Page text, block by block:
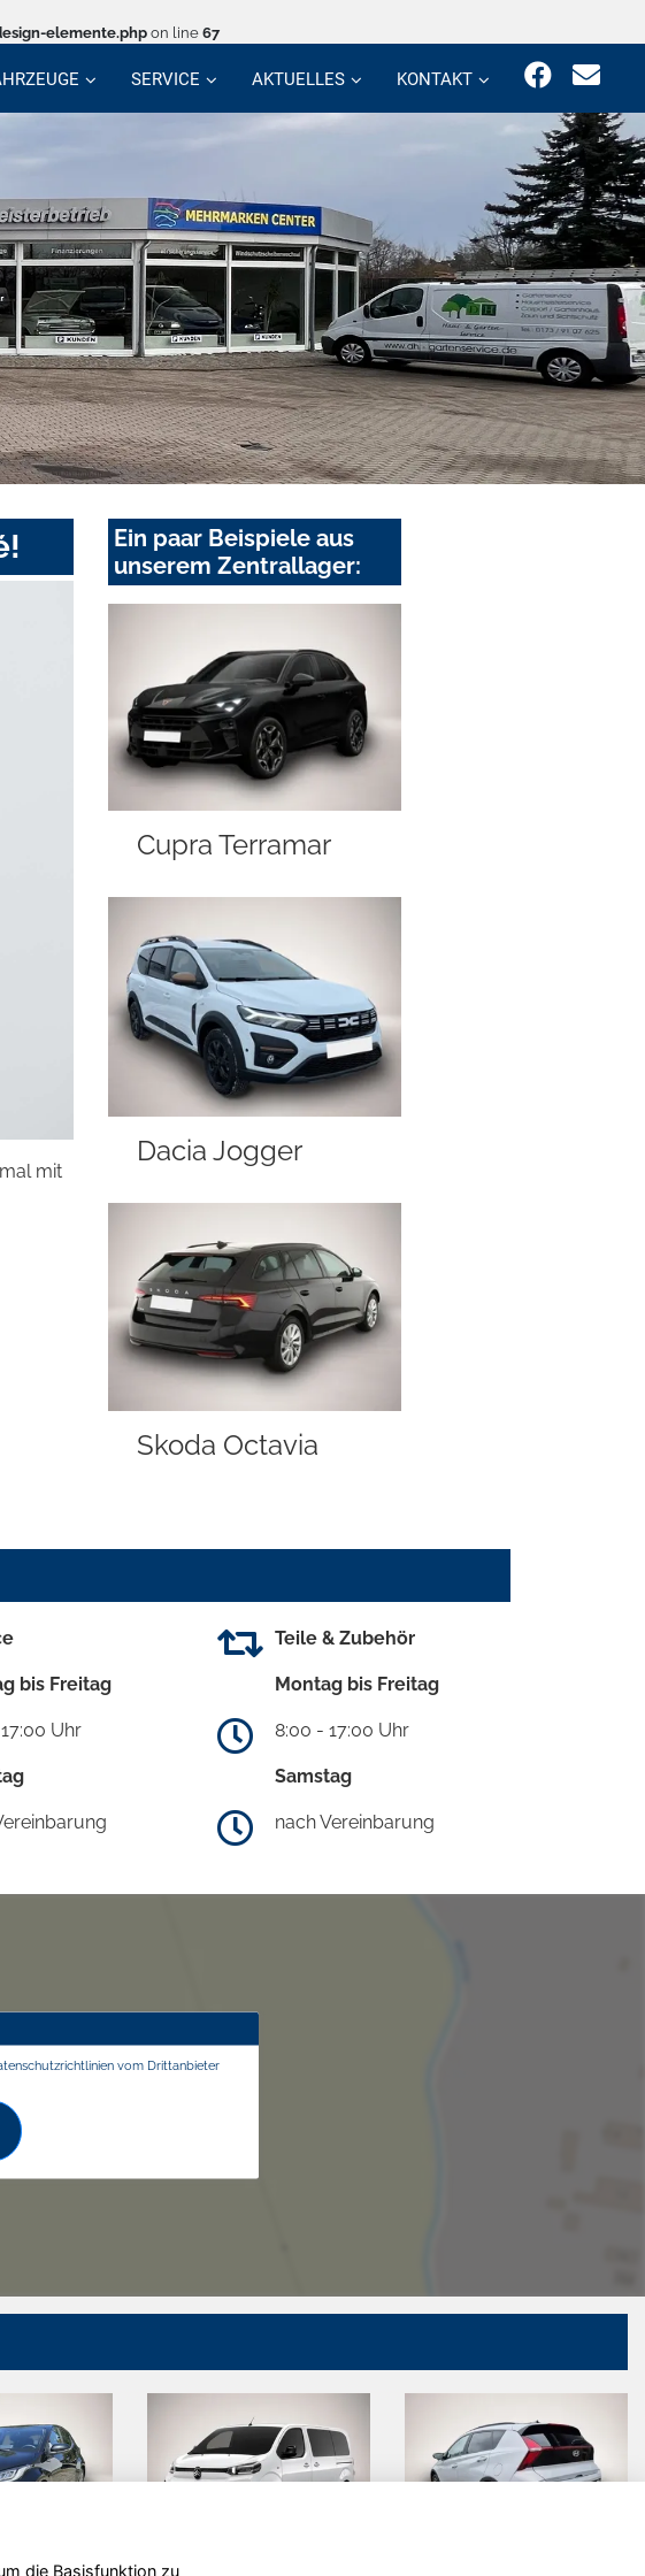
elemente.php on line 67
SERVICE AKTUELLES KONTAKT
mit
Ein paar Beispiele aus
unserem Zentrallager:
Cupra Terramar
Dacia Jogger
Skoda Octavia
bis Freitag
Uhr
Teile & Zubehör
Montag bis Freitag
8:00 - 17:00 Uhr
Samstag
nach Vereinbarung
vom Drittanbieter
die Basisfunktion zu